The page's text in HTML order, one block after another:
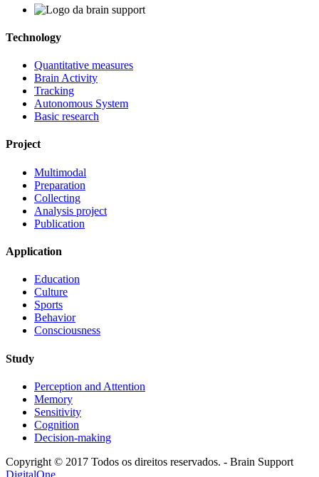
Technology
Quantitative measures
Brain Activity
Tracking
Autonomous System
Basic research
Project
Multimodal
Preparation
Collecting
Analysis project
Publication
Application
Education
Culture
Sports
Behavior
Consciousness
Study
Perception and Attention
Memory
Sensitivity
Cognition
Decision-making
Copyright © 2017 Todos os direitos reservados. - Brain Support
DigitalOne